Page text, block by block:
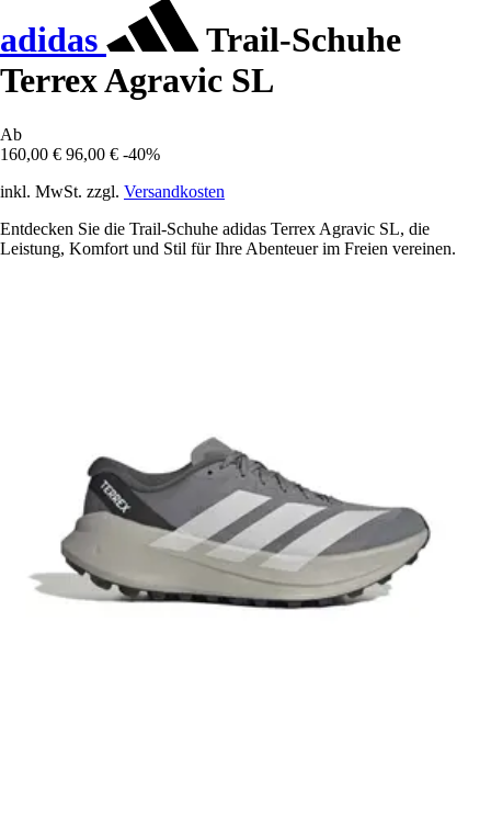
adidas
Trail-Schuhe
Terrex Agravic SL
Ab
160,00 € 96,00 € -40%
inkl. MwSt. zzgl. Versandkosten
Entdecken Sie die Trail-Schuhe adidas Terrex Agravic SL, die
Leistung, Komfort und Stil für Ihre Abenteuer im Freien vereinen.